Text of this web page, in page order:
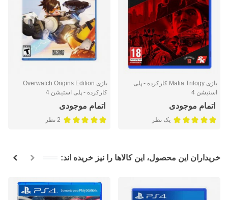
بازی Mafia Trilogy کارکرده - پلی
استیشن 4
اتمام موجودی
یک نظر
بازی Overwatch Origins Edition
کارکرده - پلی استیشن 4
اتمام موجودی
2 نظر
خریداران این محصول، این کالاها را نیز خریده اند: